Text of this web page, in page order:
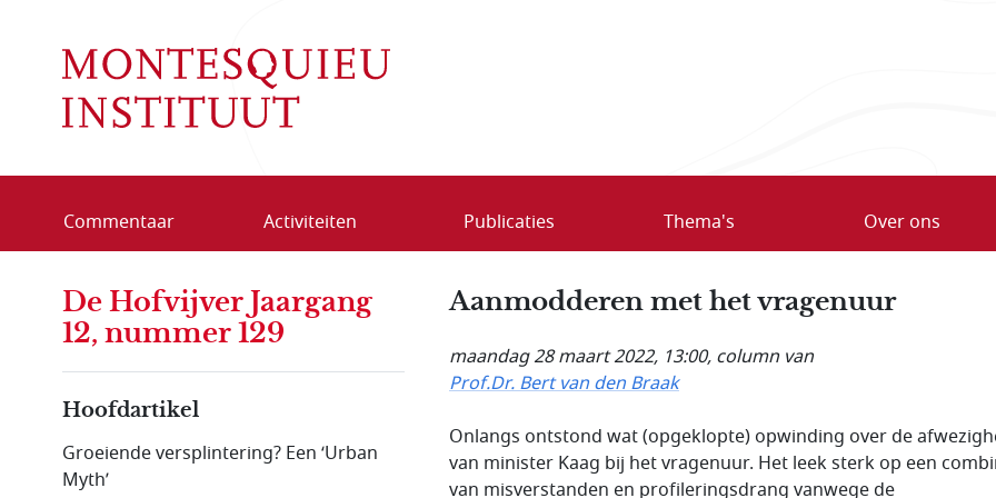
Commentaar Activiteiten Publicaties Thema's Over ons
Aanmodderen met het vragenuur
maandag 28 maart 2022, 13:00, column van
Prof.Dr. Bert van den Braak
Onlangs ontstond wat (opgeklopte) opwinding over de
van minister Kaag bij het vragenuur. Het leek sterk op een
van misverstanden en profileringsdrang vanwege de
De Hofvijver Jaargang
12, nummer 129
Hoofdartikel
Groeiende versplintering? Een ‘Urban
Myth’